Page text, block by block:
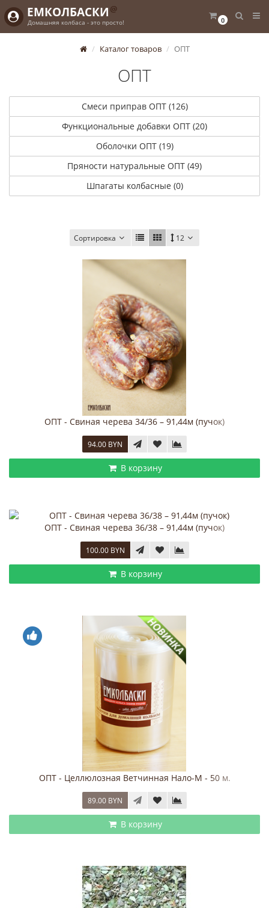
0
ЕМКОЛБАСКИ @
Домашняя колбаса - это просто!
Каталог товаров ОПТ
ОПТ
Смеси приправ ОПТ (126)
Функциональные добавки ОПТ (20)
Оболочки ОПТ (19)
Пряности натуральные ОПТ (49)
Шпагаты колбасные (0)
Сортировка 12
ОПТ - Свиная черева 34/36 – 91,44м (пучок)
94.00 BYN
В корзину
ОПТ - Свиная черева 36/38 – 91,44м (пучок)
100.00 BYN
В корзину
ОПТ - Целлюлозная Ветчинная Нало-М - 50 м.
89.00 BYN
В корзину